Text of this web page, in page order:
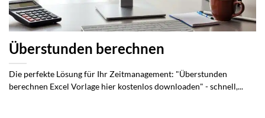
Überstunden berechnen
Die perfekte Lösung für Ihr Zeitmanagement: "Überstunden
berechnen Excel Vorlage hier kostenlos downloaden" - schnell,...